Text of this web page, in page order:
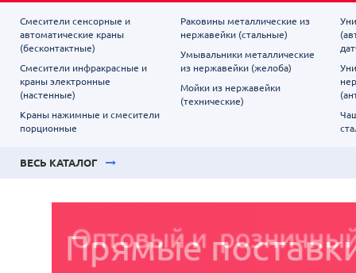
Смесители сенсорные и
автоматические краны
(бесконтактные)
Смесители инфракрасные и
краны электронные
(настенные)
Краны нажимные и смесители
порционные
Раковины металлические из
нержавейки (стальные)
Умывальники металлические
из нержавейки (желоба)
Мойки из нержавейки
(технические)
ВЕСЬ КАТАЛОГ